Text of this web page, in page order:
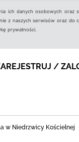
ich danych osobowych oraz
z naszych serwisów oraz do
prywatności.
/
w Niedrzwicy Kościelnej